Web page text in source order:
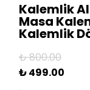
Kalemlik
Masa
Kalemlik
₺ 800.00
₺ 499.00